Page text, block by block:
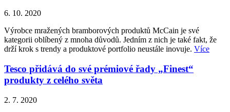
6. 10. 2020
Výrobce mražených bramborových produktů McCain je své
kategorii oblíbený z mnoha důvodů. Jedním z nich je také fakt, že
drží krok s trendy a produktové portfolio neustále inovuje. Více
Tesco přidává do své prémiové řady „Finest“
produkty z celého světa
2. 7. 2020